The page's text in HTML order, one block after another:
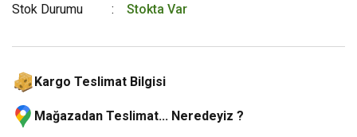
Stok Durumu
Stokta Var
Kargo Teslimat Bilgisi
Mağazadan Teslimat... Neredeyiz ?